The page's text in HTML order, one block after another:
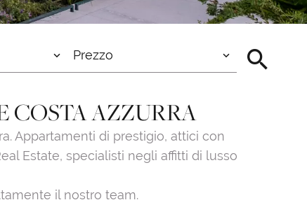
Prezzo
AZZURRA
Appartamenti di prestigio, attici con
Estate, specialisti negli affitti di lusso
il nostro team.